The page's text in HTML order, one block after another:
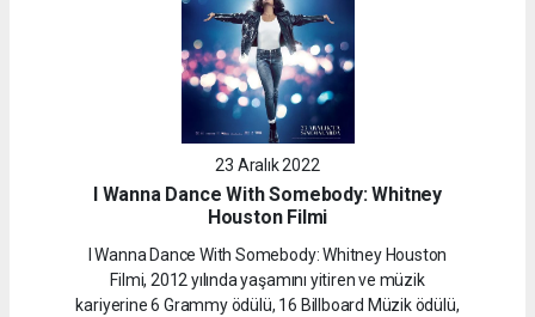
23 Aralık 2022
I Wanna Dance With Somebody: Whitney
Houston Filmi
I Wanna Dance With Somebody: Whitney Houston
Filmi, 2012 yılında yaşamını yitiren ve müzik
kariyerine 6 Grammy ödülü, 16 Billboard Müzik ödülü,